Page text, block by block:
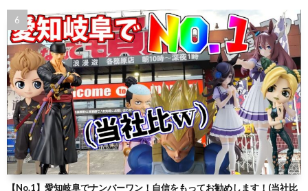
【No.1】愛知岐阜でナンバーワン！自信をもってお勧めします！(当社比